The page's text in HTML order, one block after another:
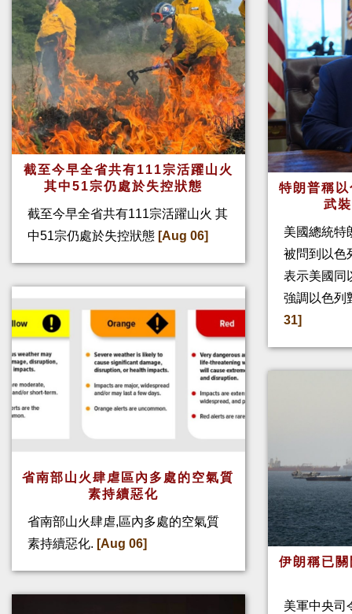
截至今早全省共有111宗活躍山火
其中51宗仍處於失控狀態
截至今早全省共有111宗活躍山火 其
中51宗仍處於失控狀態 [Aug 06]
省南部山火肆虐區內多處的空氣質
素持續惡化
省南部山火肆虐,區內多處的空氣質
素持續惡化. [Aug 06]
特朗普稱
武
美國總統特
被問到以色
表示美國同
強調以色列
31]
伊朗稱已
美軍中央司